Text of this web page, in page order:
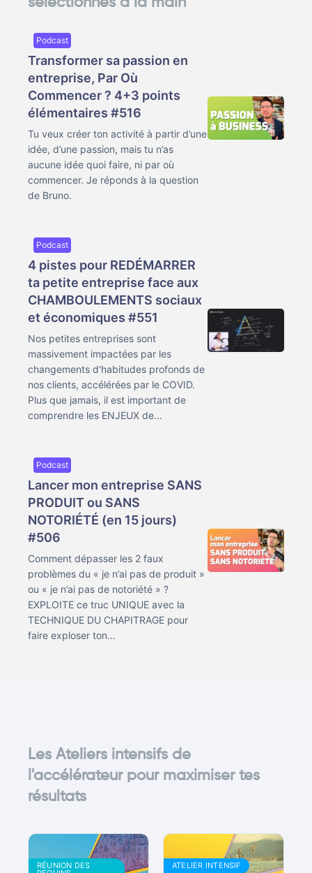
Podcast
Transformer sa passion en
entreprise, Par Où
Commencer ? 4+3 points
élémentaires #516
Tu veux créer ton activité à partir d’une
idée, d’une passion, mais tu n’as
aucune idée quoi faire, ni par où
commencer. Je réponds à la question
de Bruno.
Podcast
4 pistes pour REDÉMARRER
ta petite entreprise face aux
CHAMBOULEMENTS sociaux
et économiques #551
Nos petites entreprises sont
massivement impactées par les
changements d'habitudes profonds de
nos clients, accélérées par le COVID.
Plus que jamais, il est important de
comprendre les ENJEUX de...
Podcast
Lancer mon entreprise SANS
PRODUIT ou SANS
NOTORIÉTÉ (en 15 jours)
#506
Comment dépasser les 2 faux
problèmes du « je n’ai pas de produit »
ou « je n’ai pas de notoriété » ?
EXPLOITE ce truc UNIQUE avec la
TECHNIQUE DU CHAPITRAGE pour
faire exploser ton...
Les Ateliers intensifs de
l'accélérateur pour maximiser tes
résultats
RÉUNION DES ATELIER INTENSIF